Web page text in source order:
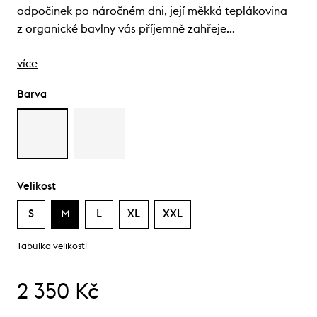
odpočinek po náročném dni, její měkká teplákovina
z organické bavlny vás příjemně zahřeje…
více
Barva
Velikost
S M L XL XXL
Tabulka velikostí
2 350 Kč